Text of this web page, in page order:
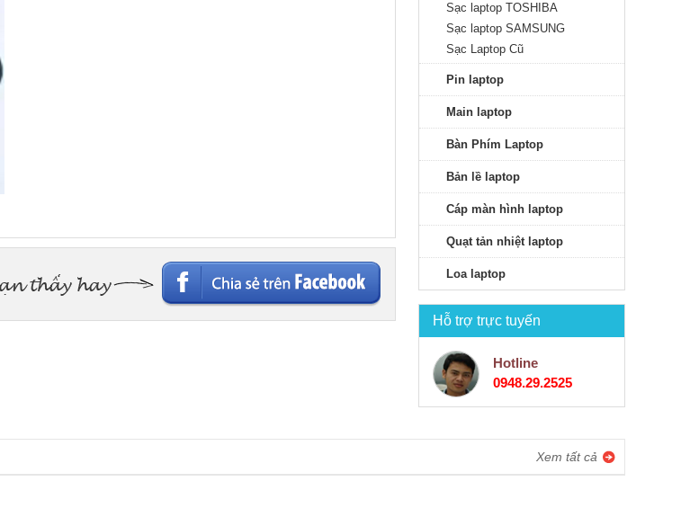
Sạc laptop TOSHIBA
Sạc laptop SAMSUNG
Sạc Laptop Cũ
Pin laptop
Main laptop
Bàn Phím Laptop
Bản lề laptop
Cáp màn hình laptop
Quạt tản nhiệt laptop
Loa laptop
Hỗ trợ trực tuyến
Hotline
0948.29.2525
Xem tất cả